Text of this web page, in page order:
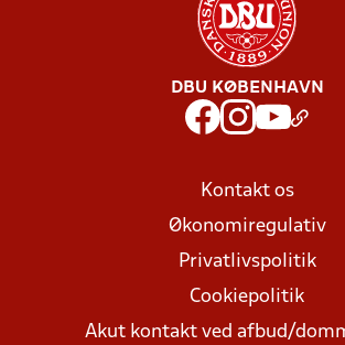
DBU KØBENHAVN
Kontakt os
Økonomiregulativ
Privatlivspolitik
Cookiepolitik
Akut kontakt ved afbud/